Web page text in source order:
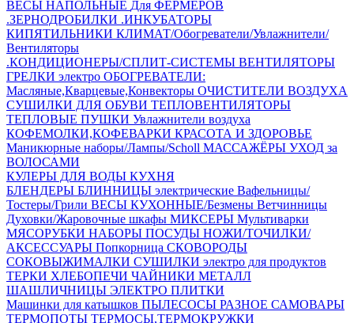
ВЕСЫ НАПОЛЬНЫЕ Для ФЕРМЕРОВ
.ЗЕРНОДРОБИЛКИ .ИНКУБАТОРЫ
КИПЯТИЛЬНИКИ КЛИМАТ/Обогреватели/Увлажнители/
Вентиляторы
.КОНДИЦИОНЕРЫ/СПЛИТ-СИСТЕМЫ ВЕНТИЛЯТОРЫ
ГРЕЛКИ электро ОБОГРЕВАТЕЛИ:
Масляные,Кварцевые,Конвекторы ОЧИСТИТЕЛИ ВОЗДУХА
СУШИЛКИ ДЛЯ ОБУВИ ТЕПЛОВЕНТИЛЯТОРЫ
ТЕПЛОВЫЕ ПУШКИ Увлажнители воздуха
КОФЕМОЛКИ,КОФЕВАРКИ КРАСОТА И ЗДОРОВЬЕ
Маникюрные наборы/Лампы/Scholl МАССАЖЁРЫ УХОД за
ВОЛОСАМИ
КУЛЕРЫ ДЛЯ ВОДЫ КУХНЯ
БЛЕНДЕРЫ БЛИННИЦЫ электрические Вафельницы/
Тостеры/Грили ВЕСЫ КУХОННЫЕ/Безмены Ветчинницы
Духовки/Жаровочные шкафы МИКСЕРЫ Мультиварки
МЯСОРУБКИ НАБОРЫ ПОСУДЫ НОЖИ/ТОЧИЛКИ/
АКСЕССУАРЫ Попкорница СКОВОРОДЫ
СОКОВЫЖИМАЛКИ СУШИЛКИ электро для продуктов
ТЕРКИ ХЛЕБОПЕЧИ ЧАЙНИКИ МЕТАЛЛ
ШАШЛИЧНИЦЫ ЭЛЕКТРО ПЛИТКИ
Машинки для катышков ПЫЛЕСОСЫ РАЗНОЕ САМОВАРЫ
ТЕРМОПОТЫ ТЕРМОСЫ,ТЕРМОКРУЖКИ